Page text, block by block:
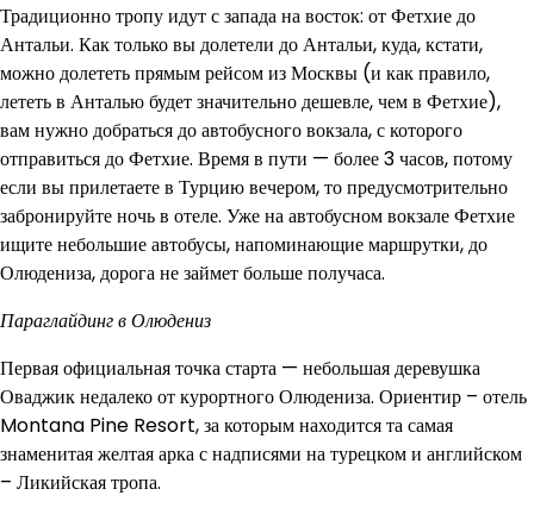
Традиционно тропу идут с запада на восток: от Фетхие до
Антальи. Как только вы долетели до Антальи, куда, кстати,
можно долететь прямым рейсом из Москвы (и как правило,
лететь в Анталью будет значительно дешевле, чем в Фетхие),
вам нужно добраться до автобусного вокзала, с которого
отправиться до Фетхие. Время в пути — более 3 часов, потому
если вы прилетаете в Турцию вечером, то предусмотрительно
забронируйте ночь в отеле. Уже на автобусном вокзале Фетхие
ищите небольшие автобусы, напоминающие маршрутки, до
Олюдениза, дорога не займет больше получаса.
Параглайдинг в Олюдениз
Первая официальная точка старта — небольшая деревушка
Оваджик недалеко от курортного Олюдениза. Ориентир – отель
Montana Pine Resort, за которым находится та самая
знаменитая желтая арка с надписями на турецком и английском
– Ликийская тропа.